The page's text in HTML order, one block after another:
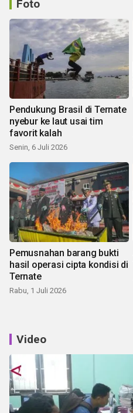
Foto
Pendukung Brasil di Ternate
nyebur ke laut usai tim
favorit kalah
Senin, 6 Juli 2026
Pemusnahan barang bukti
hasil operasi cipta kondisi di
Ternate
Rabu, 1 Juli 2026
Video